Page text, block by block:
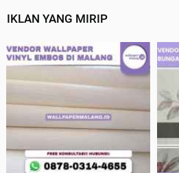
IKLAN YANG MIRIP